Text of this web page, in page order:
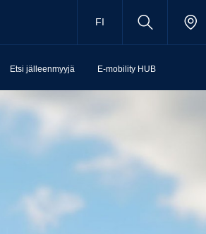
FI
Etsi jälleenmyyjä E-mobility HUB